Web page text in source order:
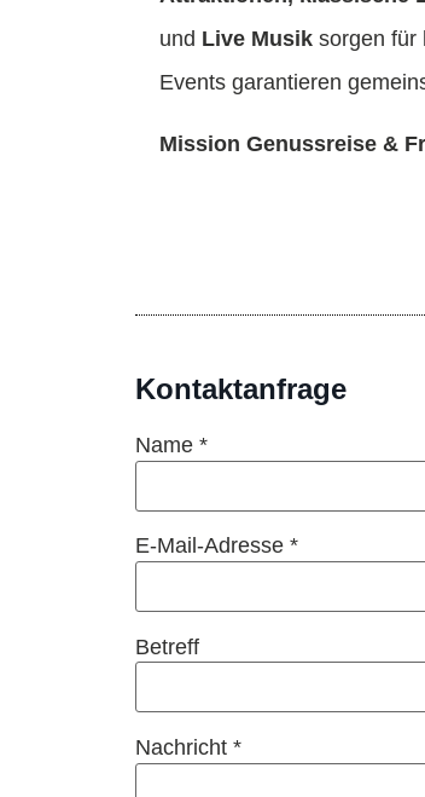
und Live Musik sorgen für
Events garantieren
Mission Genussreise &
Kontaktanfrage
Name *
E-Mail-Adresse *
Betreff
Nachricht *